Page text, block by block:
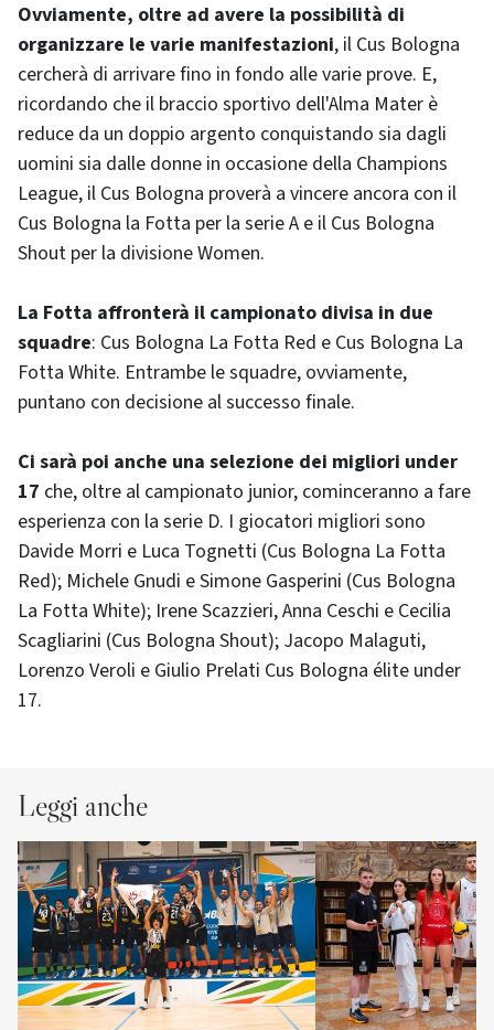
Ovviamente, oltre ad avere la possibilità di
organizzare le varie manifestazioni, il Cus Bologna
cercherà di arrivare fino in fondo alle varie prove. E,
ricordando che il braccio sportivo dell'Alma Mater è
reduce da un doppio argento conquistando sia dagli
uomini sia dalle donne in occasione della Champions
League, il Cus Bologna proverà a vincere ancora con il
Cus Bologna la Fotta per la serie A e il Cus Bologna
Shout per la divisione Women.
La Fotta affronterà il campionato divisa in due
squadre: Cus Bologna La Fotta Red e Cus Bologna La
Fotta White. Entrambe le squadre, ovviamente,
puntano con decisione al successo finale.
Ci sarà poi anche una selezione dei migliori under
17 che, oltre al campionato junior, cominceranno a fare
esperienza con la serie D. I giocatori migliori sono
Davide Morri e Luca Tognetti (Cus Bologna La Fotta
Red); Michele Gnudi e Simone Gasperini (Cus Bologna
La Fotta White); Irene Scazzieri, Anna Ceschi e Cecilia
Scagliarini (Cus Bologna Shout); Jacopo Malaguti,
Lorenzo Veroli e Giulio Prelati Cus Bologna élite under
17.
Leggi anche